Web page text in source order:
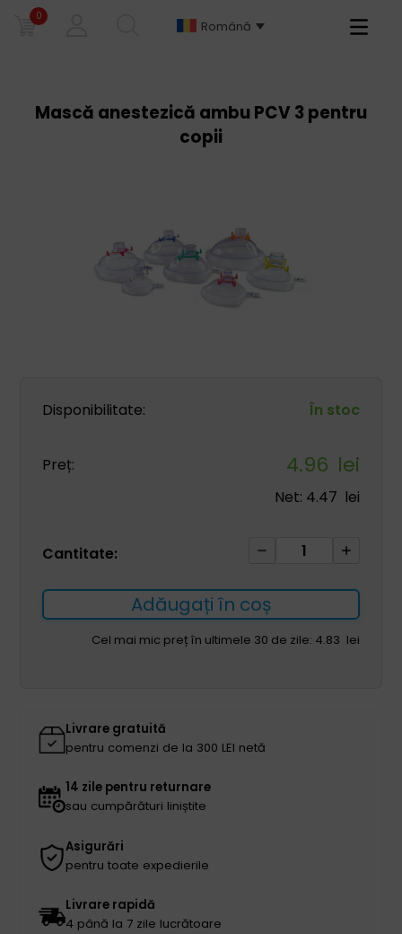
0
Română
Primary
Mască anestezică ambu PCV 3 pentru
copii
Disponibilitate: În stoc
Preț: 4.96 lei
Net: 4.47 lei
Cantitate:
Cantitate
anestezică
PCV
Adăugați în coș
Cel mai mic preț în ultimele 30 de zile: 4.83 lei
Livrare gratuită
pentru comenzi de la 300 LEI netă
14 zile pentru returnare
sau cumpărături liniștite
Asigurări
pentru toate expedierile
Livrare rapidă
4 până la 7 zile lucrătoare